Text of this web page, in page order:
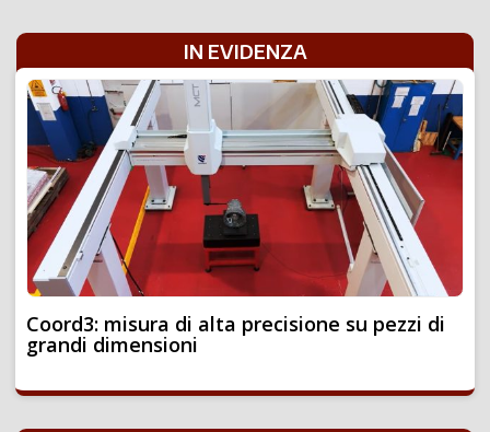
IN EVIDENZA
Coord3: misura di alta precisione su pezzi di
grandi dimensioni